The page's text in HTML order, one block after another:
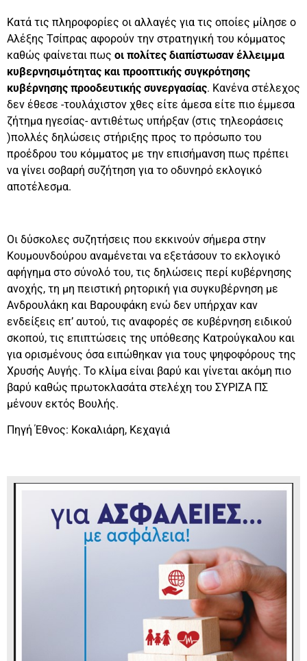
Κατά τις πληροφορίες οι αλλαγές για τις οποίες μίλησε ο
Αλέξης Τσίπρας αφορούν την στρατηγική του κόμματος
καθώς φαίνεται πως οι πολίτες διαπίστωσαν έλλειμμα
κυβερνησιμότητας και προοπτικής συγκρότησης
κυβέρνησης προοδευτικής συνεργασίας. Κανένα στέλεχος
δεν έθεσε -τουλάχιστον χθες είτε άμεσα είτε πιο έμμεσα
ζήτημα ηγεσίας- αντιθέτως υπήρξαν (στις τηλεοράσεις
)πολλές δηλώσεις στήριξης προς το πρόσωπο του
προέδρου του κόμματος με την επισήμανση πως πρέπει
να γίνει σοβαρή συζήτηση για το οδυνηρό εκλογικό
αποτέλεσμα.
Οι δύσκολες συζητήσεις που εκκινούν σήμερα στην
Κουμουνδούρου αναμένεται να εξετάσουν το εκλογικό
αφήγημα στο σύνολό του, τις δηλώσεις περί κυβέρνησης
ανοχής, τη μη πειστική ρητορική για συγκυβέρνηση με
Ανδρουλάκη και Βαρουφάκη ενώ δεν υπήρχαν καν
ενδείξεις επ’ αυτού, τις αναφορές σε κυβέρνηση ειδικού
σκοπού, τις επιπτώσεις της υπόθεσης Κατρούγκαλου και
για ορισμένους όσα ειπώθηκαν για τους ψηφοφόρους της
Χρυσής Αυγής. Το κλίμα είναι βαρύ και γίνεται ακόμη πιο
βαρύ καθώς πρωτοκλασάτα στελέχη του ΣΥΡΙΖΑ ΠΣ
μένουν εκτός Βουλής.
Πηγή Έθνος: Κοκαλιάρη, Κεχαγιά